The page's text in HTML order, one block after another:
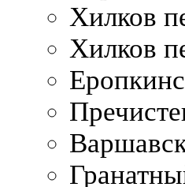
Хилков
Хилков